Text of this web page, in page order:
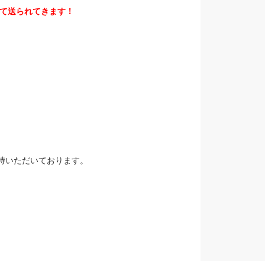
送られてきます！
ただいております。